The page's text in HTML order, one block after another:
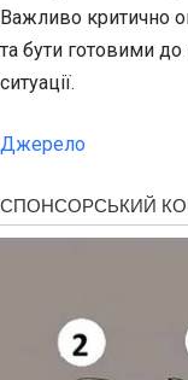
Важливо критично
та бути готовими
ситуації.
Джерело